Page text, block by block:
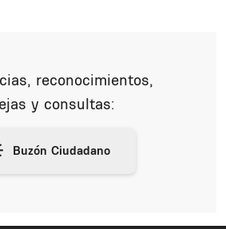
reconocimientos,
y consultas: